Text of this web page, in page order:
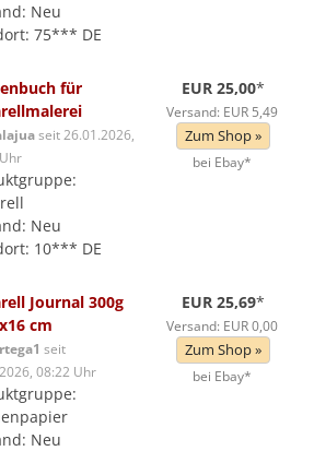
Neu
75*** DE
für
seit 26.01.2026,
Neu
10*** DE
EUR 25,00*
Versand: EUR 5,49
Zum Shop »
bei Ebay*
Journal 300g
cm
seit
08:22 Uhr
Neu
EUR 25,69*
Versand: EUR 0,00
Zum Shop »
bei Ebay*